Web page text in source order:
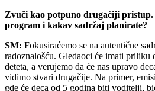
Zvuči kao potpuno drugačiji pristup.
program i kakav sadržaj planirate?
SM: Fokusiraćemo se na autentične
radoznalošću. Gledaoci će imati priliku
deteta, a verujemo da će nas upravo
vidimo stvari drugačije. Na primer,
gde će deca od 5 godina biti voditelji,